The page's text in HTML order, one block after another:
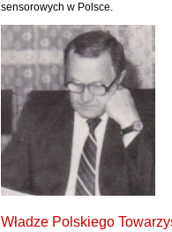
sensorowych w Polsce.
Władze Polskiego